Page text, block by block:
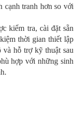
cạnh tranh hơn so với
kiểm tra, cài đặt sẵn
thời gian thiết lập
và hỗ trợ kỹ thuật sau
hợp với những sinh